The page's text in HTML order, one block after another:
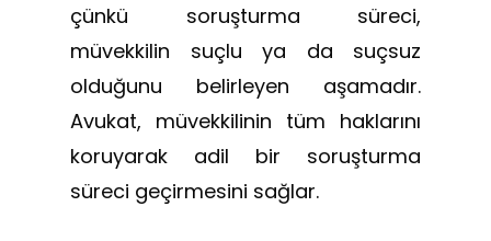
çünkü soruşturma süreci,
müvekkilin suçlu ya da suçsuz
olduğunu belirleyen aşamadır.
Avukat, müvekkilinin tüm haklarını
koruyarak adil bir soruşturma
süreci geçirmesini sağlar.